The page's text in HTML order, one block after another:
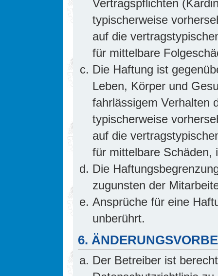
Vertragspflichten
typischerweise
auf die
für mittelbare
Die Haftung ist
Leben, Körper und
fahrlässigem Verhalten
typischerweise
auf die
für mittelbare Schäden,
Die
zugunsten der
Ansprüche für eine
unberührt.
6.
Der Betreiber ist